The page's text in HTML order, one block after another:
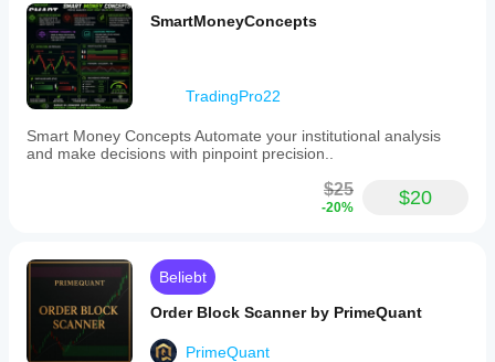
SmartMoneyConcepts
TradingPro22
Smart Money Concepts Automate your institutional analysis
and make decisions with pinpoint precision..
$25
-20% $20
Beliebt
Order Block Scanner by PrimeQuant
PrimeQuant